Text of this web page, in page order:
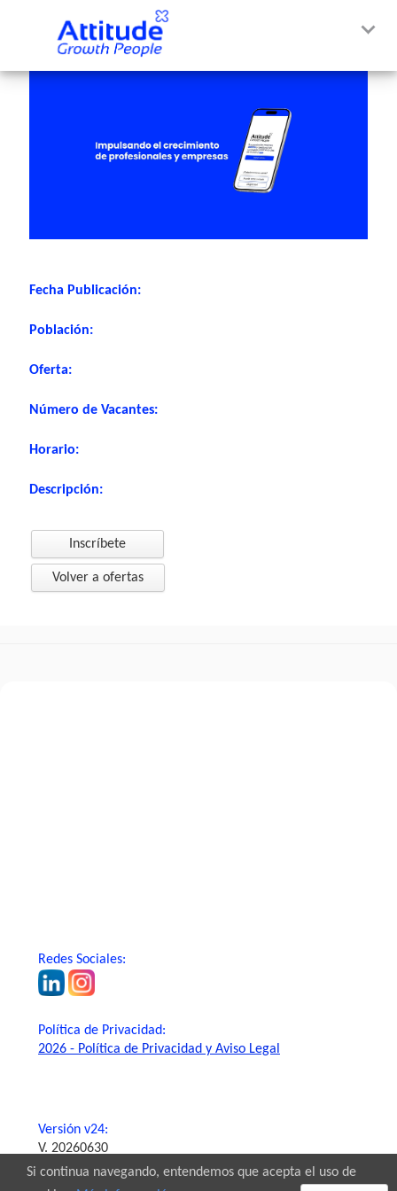
Fecha Publicación:
Población:
Oferta:
Número de Vacantes:
Horario:
Descripción:
Inscríbete
Volver a ofertas
Redes Sociales:
Política de Privacidad:
2026 - Política de Privacidad y Aviso Legal
Versión v24:
V. 20260630
Si continua navegando, entendemos que acepta el uso de